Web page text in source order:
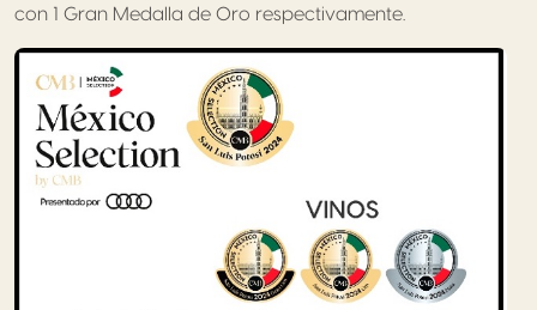
con 1 Gran Medalla de Oro respectivamente.